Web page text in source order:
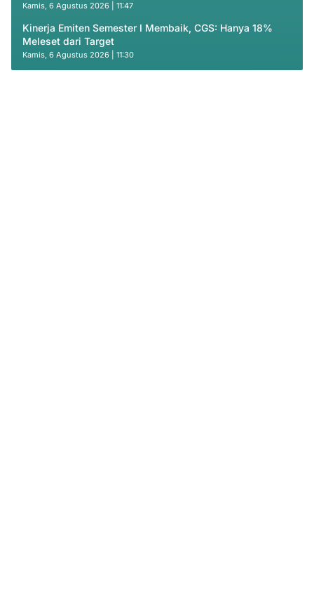
Kamis, 6 Agustus 2026 | 11:47
Kinerja Emiten Semester I Membaik, CGS: Hanya 18%
Meleset dari Target
Kamis, 6 Agustus 2026 | 11:30